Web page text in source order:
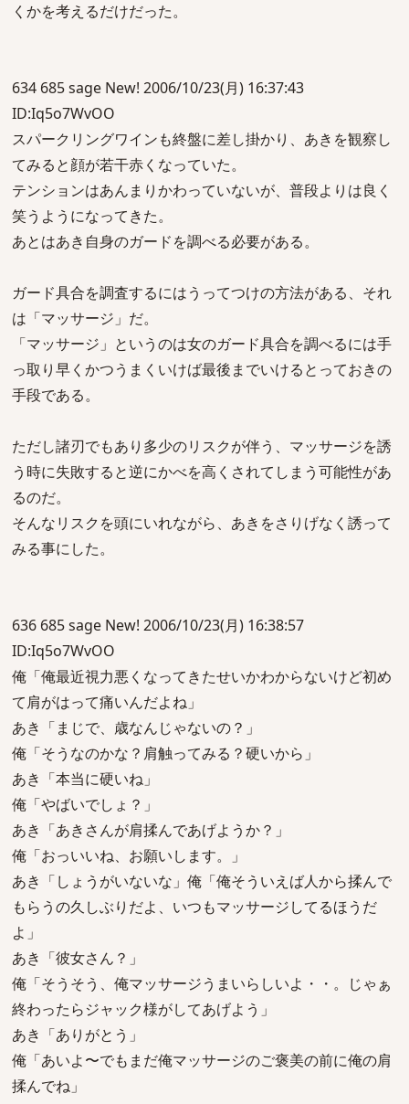
くかを考えるだけだった。
634 685 sage New! 2006/10/23(月) 16:37:43
ID:Iq5o7WvOO
スパークリングワインも終盤に差し掛かり、あきを観察し
てみると顔が若干赤くなっていた。
テンションはあんまりかわっていないが、普段よりは良く
笑うようになってきた。
あとはあき自身のガードを調べる必要がある。
ガード具合を調査するにはうってつけの方法がある、それ
は「マッサージ」だ。
「マッサージ」というのは女のガード具合を調べるには手
っ取り早くかつうまくいけば最後までいけるとっておきの
手段である。
ただし諸刃でもあり多少のリスクが伴う、マッサージを誘
う時に失敗すると逆にかべを高くされてしまう可能性があ
るのだ。
そんなリスクを頭にいれながら、あきをさりげなく誘って
みる事にした。
636 685 sage New! 2006/10/23(月) 16:38:57
ID:Iq5o7WvOO
俺「俺最近視力悪くなってきたせいかわからないけど初め
て肩がはって痛いんだよね」
あき「まじで、歳なんじゃないの？」
俺「そうなのかな？肩触ってみる？硬いから」
あき「本当に硬いね」
俺「やばいでしょ？」
あき「あきさんが肩揉んであげようか？」
俺「おっいいね、お願いします。」
あき「しょうがいないな」俺「俺そういえば人から揉んで
もらうの久しぶりだよ、いつもマッサージしてるほうだ
よ」
あき「彼女さん？」
俺「そうそう、俺マッサージうまいらしいよ・・。じゃぁ
終わったらジャック様がしてあげよう」
あき「ありがとう」
俺「あいよ〜でもまだ俺マッサージのご褒美の前に俺の肩
揉んでね」